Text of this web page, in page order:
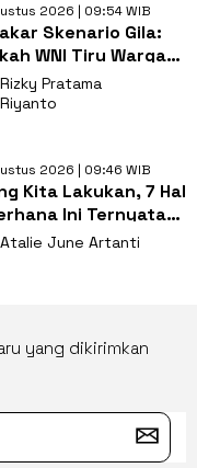
2026 | 09:54 WIB
Skenario Gila:
WNI Tiru Warga
yang Kabur
Laut?
Rizky Pratama
Riyanto
2026 | 09:46 WIB
Kita Lakukan, 7 Hal
Ini Ternyata
Orang Indonesia
Atalie June Artanti
yang dikirimkan